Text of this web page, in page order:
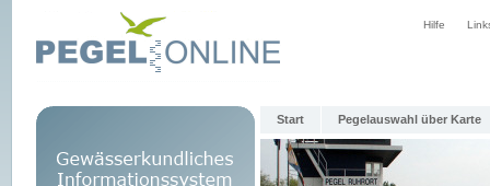
Hilfe
Start Pegelauswahl über Karte